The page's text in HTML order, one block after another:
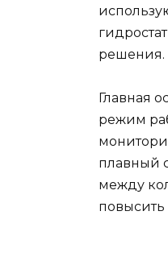
решения.
Главная
режим
плавный
между
повысить